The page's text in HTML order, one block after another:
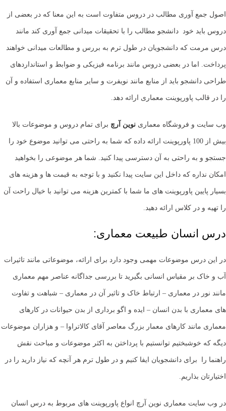
اصول جمع آوری مطالب در دروس متفاوت است به این معنا که در بعضی از
دروس باید خود دانشجو مطالب را با تحقیقات میدانی جمع آوری کند مانند
درس مرمت که دانشجویان در طول ترم به بررس و مطالعات میدانی خواهند
پرداخت. اما در بعضی دروس مانند برنامه فیزیکی و ضوابط و استانداردهای
طراحی دانشجو باید از منابع مانند نویفرت و سایر منابع معماری استفاده و آن
را در قالب پاورپوینت معماری ارائه دهد.
وب سایت و فروشگاه معماری نوین آرچ برای تمام دروس و موضوعات بالا
بیش از 100 پاورپوینت ارائه داده که شما به راحتی می توانید موضوع خود را
جستجو و به راحتی به آن دسترسی پیدا کنید. شما هر موضوعی را بخواهید
امکان نداره که داخل این سایت پیدا نکنید و با توجه به قیمت ها و هزینه های
بسیار پایین پاورپوینت های ما شما با کمترین هزینه می توانید با خیال راحت آن
را تهیه و در کلاس ارائه دهید.
درس انسان طبیعت معماری:
در این درس موضوعات مهمی وجود دارد برای ارائه، موضوعاتی مانند تاثیرات
آب و خاک بر مقیاس انسانی بگیرید تا بررسی جداگانه عناصر مهم معماری
مانند نور در معماری – ارتباط خاک و تاثیر آن در معماری – شباهت و تفاوت
های معماری با بدن انسان – ایده و اگو برداری از بدن حیوانات در کارهای
معماری مانند کارهای معمار بزرگ معاصر آقای کالاتراوا – و هزاران موضوعات
دیگه که خوشبختیم توانستیم با پرداختن به اکثر موضوعات و مباحث نقش
راهنما را برای دانشجویان ایفا کنیم و در طول ترم هر آنچه که نیاز دارید را در
اختیارتان بذاریم.
در وب سایت معماری نوین آرچ انواع پاورپوینت های مربوط به درس انسان